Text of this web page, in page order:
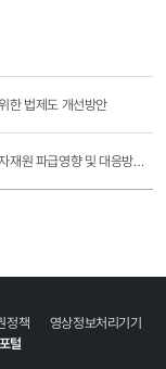
한 법제도 개선방안
친환경차 보급 확대에 따른 교통 투자재원 파급영향 및 대응방안 연구
정책
영상정보처리기기
털